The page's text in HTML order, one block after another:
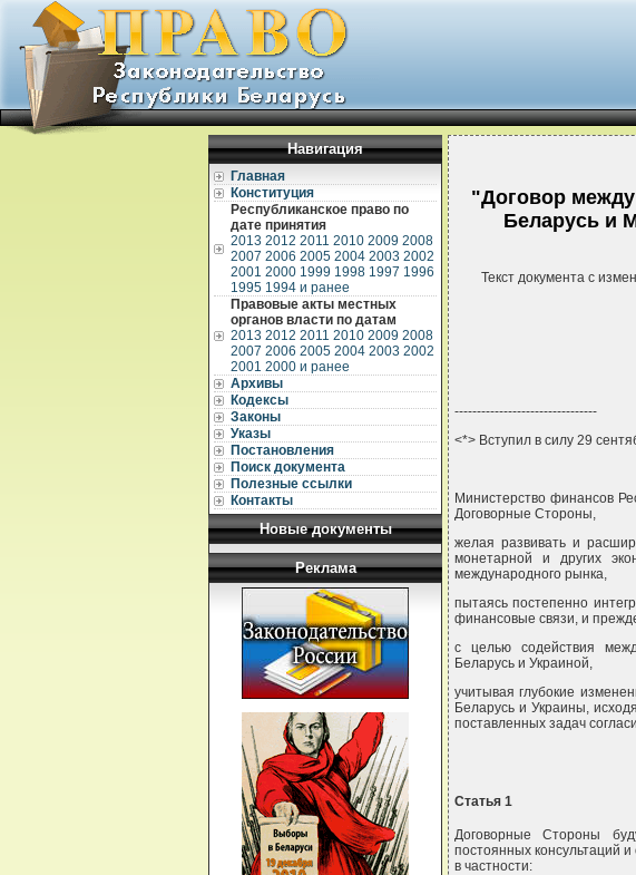
Навигация
Главная
Конституция
Республиканское право по
дате принятия
2013 2012 2011 2010 2009 2008
2007 2006 2005 2004 2003 2002
2001 2000 1999 1998 1997 1996
1995 1994 и ранее
Правовые акты местных
органов власти по датам
2013 2012 2011 2010 2009 2008
2007 2006 2005 2004 2003 2002
2001 2000 и ранее
Архивы
Кодексы
Законы
Указы
Постановления
Поиск документа
Полезные ссылки
Контакты
Новые документы
Реклама
"Договор
Беларусь и
Текст документа с
--------------------------------
<*> Вступил в силу 29
Министерство финансов
Договорные Стороны,
желая развивать и
монетарной и других
международного рынка,
пытаясь постепенно
финансовые связи, и
с целью содействия
Беларусь и Украиной,
учитывая глубокие
Беларусь и Украины,
поставленных задач
Статья 1
Договорные Стороны
постоянных консультаций
в частности: